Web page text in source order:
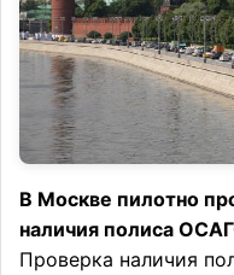
В Москве пилотно
наличия полиса
Проверка наличия